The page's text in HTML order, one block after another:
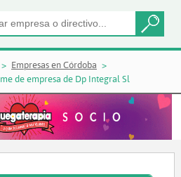
Empresas en Córdoba
de empresa de Dp Integral Sl